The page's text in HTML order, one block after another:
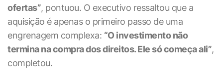
ofertas”, pontuou. O executivo ressaltou que a
aquisição é apenas o primeiro passo de uma
engrenagem complexa: “O investimento não
termina na compra dos direitos. Ele só começa ali”,
completou.